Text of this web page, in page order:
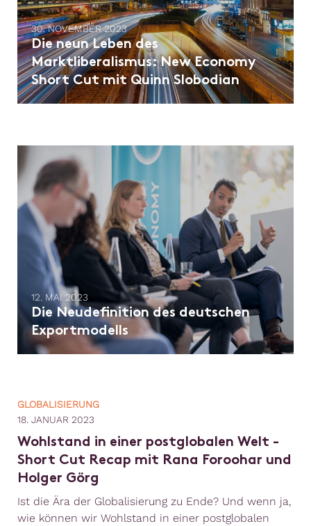
30. NOVEMBER 2023
Die neun Leben des
Marktliberalismus: New Economy
Short Cut mit Quinn Slobodian
12. MAI 2023
Die Neudefinition des deutschen
Exportmodells
GLOBALISIERUNG
18. JANUAR 2023
Wohlstand in einer postglobalen Welt -
Short Cut Recap mit Rana Foroohar und
Holger Görg
Ist die Ära der Globalisierung zu Ende? Und wenn ja,
wie können wir Wohlstand in einer postglobalen